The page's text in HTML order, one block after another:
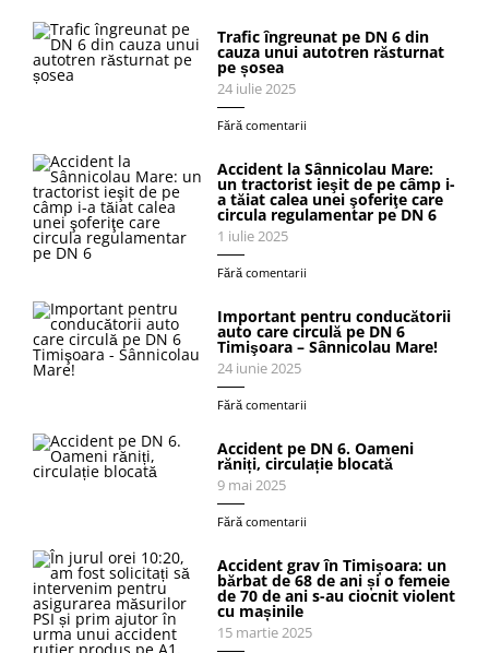
Trafic îngreunat pe DN 6 din
cauza unui autotren răsturnat
pe șosea
24 iulie 2025
Fără comentarii
Accident la Sânnicolau Mare:
un tractorist ieşit de pe câmp i-
a tăiat calea unei şoferiţe care
circula regulamentar pe DN 6
1 iulie 2025
Fără comentarii
Important pentru conducătorii
auto care circulă pe DN 6
Timişoara – Sânnicolau Mare!
24 iunie 2025
Fără comentarii
Accident pe DN 6. Oameni
răniți, circulație blocată
9 mai 2025
Fără comentarii
Accident grav în Timișoara: un
bărbat de 68 de ani și o femeie
de 70 de ani s-au ciocnit violent
cu mașinile
15 martie 2025